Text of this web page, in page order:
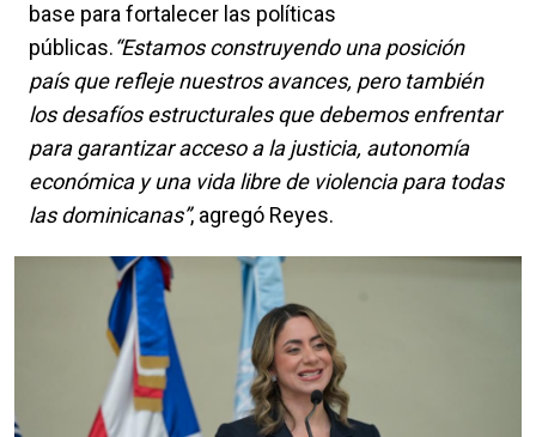
base para fortalecer las políticas
públicas.“Estamos construyendo una posición
país que refleje nuestros avances, pero también
los desafíos estructurales que debemos enfrentar
para garantizar acceso a la justicia, autonomía
económica y una vida libre de violencia para todas
las dominicanas”, agregó Reyes.